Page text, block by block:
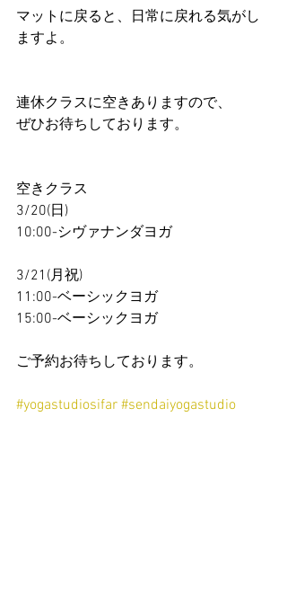
マットに戻ると、日常に戻れる気がし
ますよ。
連休クラスに空きありますので、
ぜひお待ちしております。
空きクラス
3/20(日)
10:00-シヴァナンダヨガ
3/21(月祝)
11:00-ベーシックヨガ
15:00-ベーシックヨガ
ご予約お待ちしております。
#yogastudiosifar #sendaiyogastudio